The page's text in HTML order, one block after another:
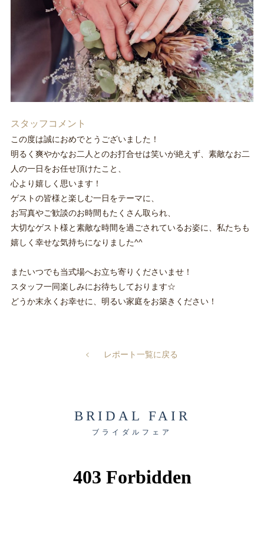
スタッフコメント
この度は誠におめでとうございました！
明るく爽やかなお二人とのお打合せは笑いが絶えず、素敵なお二
人の一日をお任せ頂けたこと、
心より嬉しく思います！
ゲストの皆様と楽しむ一日をテーマに、
お写真やご歓談のお時間もたくさん取られ、
大切なゲスト様と素敵な時間を過ごされているお姿に、私たちも
嬉しく幸せな気持ちになりました^^
またいつでも当式場へお立ち寄りくださいませ！
スタッフ一同楽しみにお待ちしております☆
どうか末永くお幸せに、明るい家庭をお築きください！
レポート一覧に戻る
BRIDAL FAIR
ブライダルフェア